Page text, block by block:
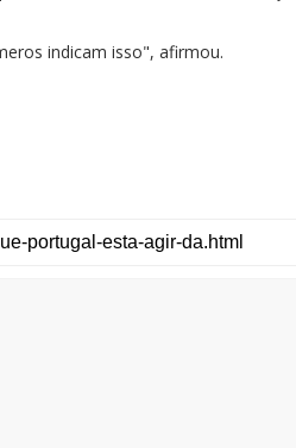
indicam isso", afirmou.